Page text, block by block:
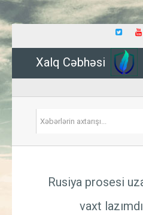
Xalq Cəbhəsi
Rusiya prosesi
vaxt